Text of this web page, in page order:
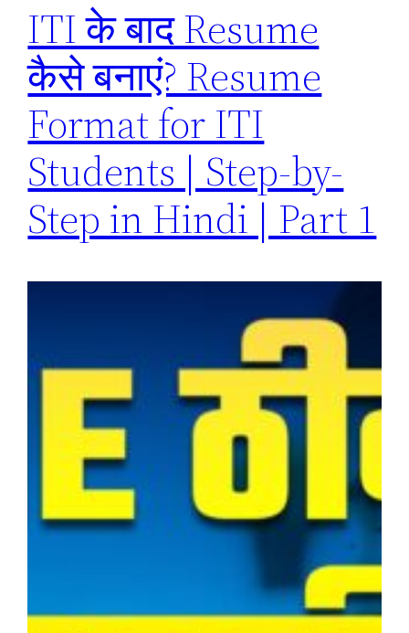
ITI के बाद Resume
कैसे बनाएं? Resume
Format for ITI
Students | Step-by-
Step in Hindi | Part 1